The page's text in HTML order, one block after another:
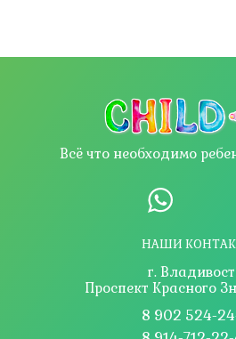
Всё что необходимо
НАШИ
г.
Проспект Красного
8 902 524-